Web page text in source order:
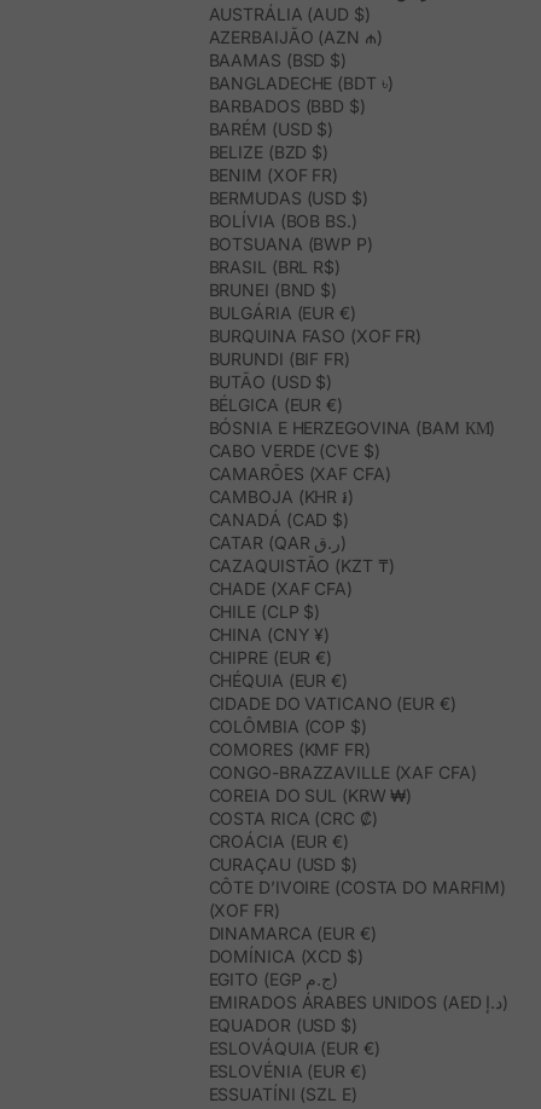
AUSTRÁLIA (AUD $)
AZERBAIJÃO (AZN ₼)
BAAMAS (BSD $)
BANGLADECHE (BDT ৳)
BARBADOS (BBD $)
BARÉM (USD $)
BELIZE (BZD $)
BENIM (XOF FR)
BERMUDAS (USD $)
BOLÍVIA (BOB BS.)
BOTSUANA (BWP P)
BRASIL (BRL R$)
BRUNEI (BND $)
BULGÁRIA (EUR €)
BURQUINA FASO (XOF FR)
BURUNDI (BIF FR)
BUTÃO (USD $)
BÉLGICA (EUR €)
BÓSNIA E HERZEGOVINA (BAM КМ)
CABO VERDE (CVE $)
CAMARÕES (XAF CFA)
CAMBOJA (KHR ៛)
CANADÁ (CAD $)
CATAR (QAR ر.ق)
CAZAQUISTÃO (KZT ₸)
CHADE (XAF CFA)
CHILE (CLP $)
CHINA (CNY ¥)
CHIPRE (EUR €)
CHÉQUIA (EUR €)
CIDADE DO VATICANO (EUR €)
COLÔMBIA (COP $)
COMORES (KMF FR)
CONGO-BRAZZAVILLE (XAF CFA)
COREIA DO SUL (KRW ₩)
COSTA RICA (CRC ₡)
CROÁCIA (EUR €)
CURAÇAU (USD $)
CÔTE D’IVOIRE (COSTA DO MARFIM)
(XOF FR)
DINAMARCA (EUR €)
DOMÍNICA (XCD $)
EGITO (EGP ج.م)
EMIRADOS ÁRABES UNIDOS (AED د.إ)
EQUADOR (USD $)
ESLOVÁQUIA (EUR €)
ESLOVÉNIA (EUR €)
ESSUATÍNI (SZL E)